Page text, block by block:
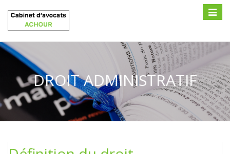
Toggle
DROIT ADMINISTRATIF